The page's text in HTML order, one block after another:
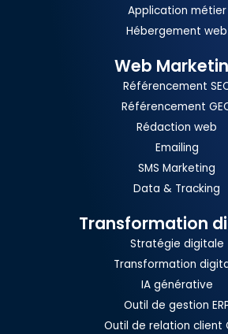
Application métier
Hébergement web
Web
Référencement
Référencement
Rédaction web
Emailing
SMS Marketing
Data & Tracking
Transformation
Stratégie digitale
Transformation
IA générative
Outil de gestion
Outil de relation client